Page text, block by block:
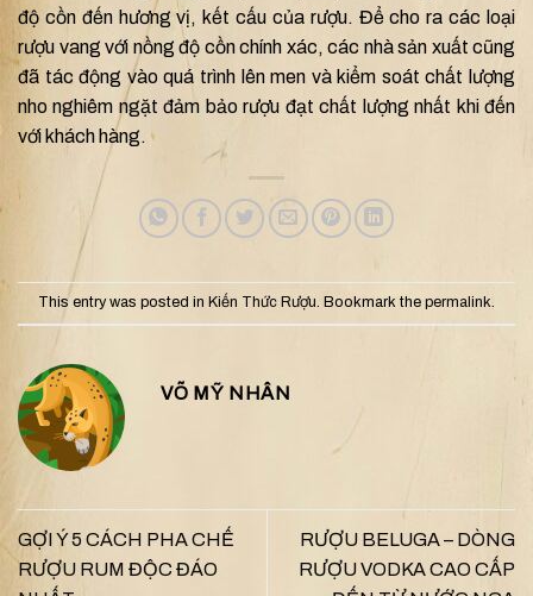
độ cồn đến hương vị, kết cấu của rượu. Để cho ra các loại
rượu vang với nồng độ cồn chính xác, các nhà sản xuất cũng
đã tác động vào quá trình lên men và kiểm soát chất lượng
nho nghiêm ngặt đảm bảo rượu đạt chất lượng nhất khi đến
với khách hàng.
This entry was posted in Kiến Thức Rượu. Bookmark the permalink.
VÕ MỸ NHÂN
GỢI Ý 5 CÁCH PHA CHẾ
RƯỢU RUM ĐỘC ĐÁO
RƯỢU BELUGA – DÒNG
RƯỢU VODKA CAO CẤP